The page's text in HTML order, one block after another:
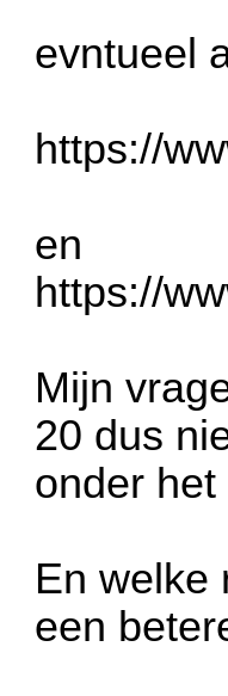
evntueel
https://
en
https://
Mijn
20 dus
onder
En welke
een